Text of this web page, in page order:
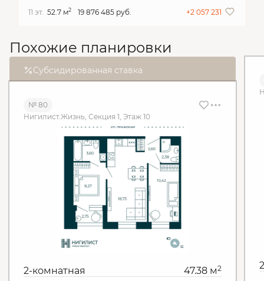
11 эт. 52.7 м2 19 876 485 руб. +2 057 231
Похожие планировки
Субсидированная ставка
№ 80
Нигилист.Жизнь, Секция 1, Этаж 10
2-комнатная 47.38 м2